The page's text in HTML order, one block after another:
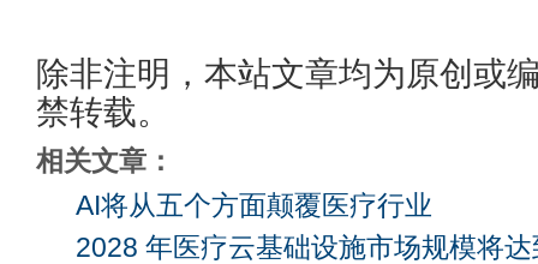
除非注明，本站文章均为原创或
禁转载。
相关文章：
AI将从五个方面颠覆医疗行业
2028 年医疗云基础设施市场规模将